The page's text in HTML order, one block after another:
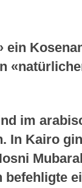
ein
im
In Kairo
befehligte